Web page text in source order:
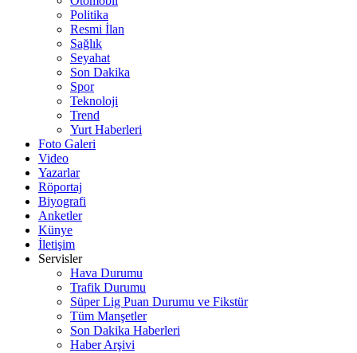
Politika
Resmi İlan
Sağlık
Seyahat
Son Dakika
Spor
Teknoloji
Trend
Yurt Haberleri
Foto Galeri
Video
Yazarlar
Röportaj
Biyografi
Anketler
Künye
İletişim
Servisler
Hava Durumu
Trafik Durumu
Süper Lig Puan Durumu ve Fikstür
Tüm Manşetler
Son Dakika Haberleri
Haber Arşivi